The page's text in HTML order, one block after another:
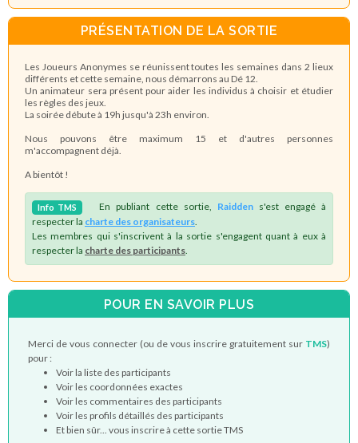
PRÉSENTATION DE LA SORTIE
Les Joueurs Anonymes se réunissent toutes les semaines dans 2 lieux
différents et cette semaine, nous démarrons au Dé 12.
Un animateur sera présent pour aider les individus à choisir et étudier
les règles des jeux.
La soirée débute à 19h jusqu'à 23h environ.
Nous pouvons être maximum 15 et d'autres personnes
m'accompagnent déjà.
A bientôt !
Info TMS En publiant cette sortie, Raiddens'est engagé à
respecter la charte des organisateurs
Les membres qui s'inscrivent à la sortie s'engagent quant à eux à
respecter la charte des participants
POUR EN SAVOIR PLUS
Merci de vous connecter (ou de vous inscrire gratuitement sur TMS)
pour :
Voir la liste des participants
Voir les coordonnées exactes
Voir les commentaires des participants
Voir les profils détaillés des participants
Et bien sûr... vous inscrire à cette sortie TMS